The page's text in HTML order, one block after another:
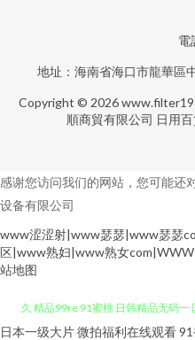
電
地址：海南省海口市龍華區
Copyright © 2026
順商貿有限公司 日用
感谢您访问我们的网站，您可能还
设备有限公司
www涩涩射|www瑟瑟|www瑟瑟
区|www熟妇|www熟女
站地图
91站色 91资源超碰大香蕉 国产av
日本一级大片微拍福利在线观看